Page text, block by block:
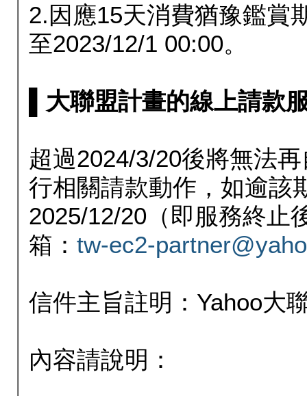
2.因應15天消費猶豫鑑賞
至2023/12/1 00:00。
▌大聯盟計畫的線上請款
超過2024/3/20後將無法
行相關請款動作，如逾該
2025/12/20（即服務終止
箱： tw-ec2-
信件主旨註明：Yahoo大
內容請說明：